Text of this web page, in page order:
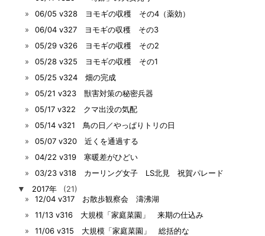
06/05 v328 ヨモギの収穫 その4（薬効）
06/04 v327 ヨモギの収穫 その3
05/29 v326 ヨモギの収穫 その2
05/28 v325 ヨモギの収穫 その1
05/25 v324 畑の完成
05/21 v323 獣害対策の秘密兵器
05/17 v322 クマ出没の気配
05/14 v321 鳥の日／やっぱりトリの日
05/07 v320 近くを通過する
04/22 v319 寒暖差がひどい
03/23 v318 カーリング女子 LS北見 祝賀パレード
▼
2017年
(21)
12/04 v317 お散歩観察会 濤沸湖
11/13 v316 大規模「家庭菜園」 来期の仕込み
11/06 v315 大規模「家庭菜園」 総括的な